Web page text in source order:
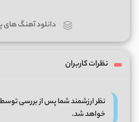
دانلود آهنگ های
نظرات کاربران
نظر ارزشمند شما پس از بررسی
خواهد شد.